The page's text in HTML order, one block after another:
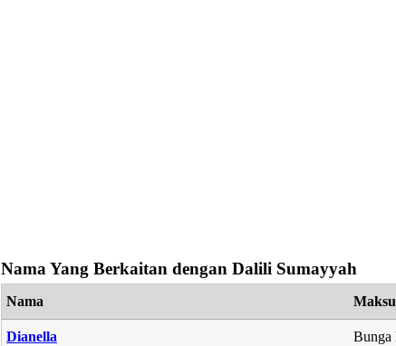
Nama Yang Berkaitan dengan Dalili Sumayyah
Nama
Dianella Bunga